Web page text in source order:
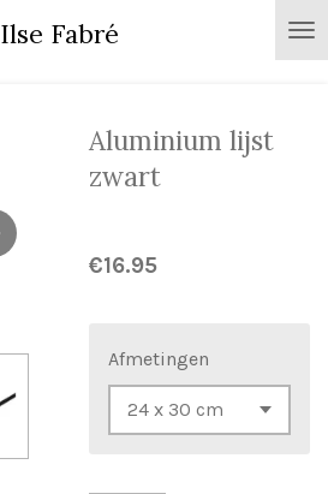
Ilse Fabré
Aluminium lijst
zwart
€16.95
Afmetingen